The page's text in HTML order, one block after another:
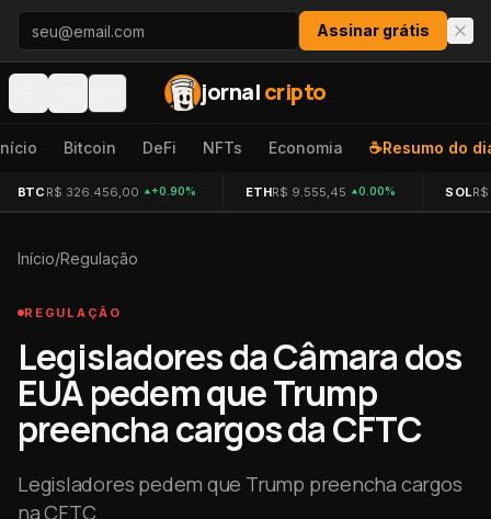
Pular para o conteúdo
Assinar grátis
jornalcripto
Bitcoin DeFi NFTs Economia ☕Resumo do
BTC R$ 326.456,00 +0.90% ETHR$ 9.555,45 0.00% SOL
Início/Regulação
REGULAÇÃO
Legisladores da Câmara dos
EUA pedem que Trump
preencha cargos da CFTC
Legisladores pedem que Trump preencha cargos
na CFTC.